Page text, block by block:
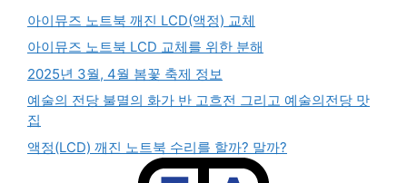
아이뮤즈 노트북 깨진 LCD(액정) 교체
아이뮤즈 노트북 LCD 교체를 위한 분해
2025년 3월, 4월 봄꽃 축제 정보
예술의 전당 불멸의 화가 반 고흐전 그리고 예술의전당 맛
집
액정(LCD) 깨진 노트북 수리를 할까? 말까?